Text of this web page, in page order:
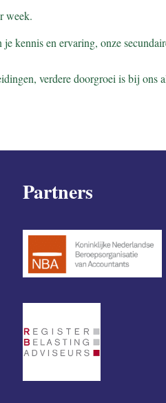
week.
kennis en ervaring, onze
verdere doorgroei is bij ons
Partners